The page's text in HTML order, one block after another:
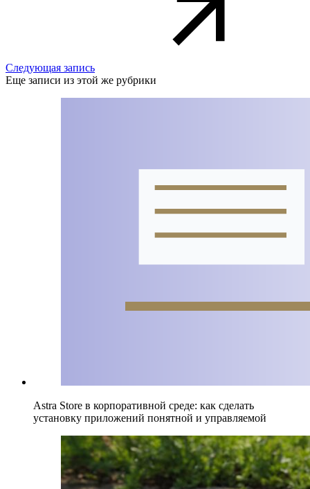
Следующая запись
Еще записи из этой же рубрики
Astra Store в корпоративной среде: как сделать
установку приложений понятной и управляемой